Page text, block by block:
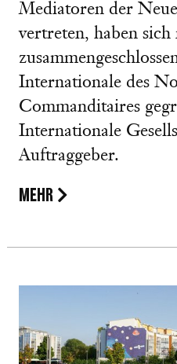
Mediatoren der
vertreten, haben sich
Internationale des
Commanditaires
Internationale
Auftraggeber.
MEHR